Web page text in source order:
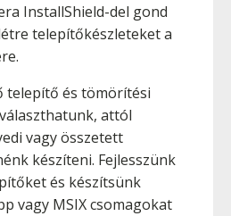
InstallShield-del gond
telepítőkészleteket a
telepítő és tömörítési
attól
vagy összetett
készíteni. Fejlesszünk
és készítsünk
vagy MSIX csomagokat